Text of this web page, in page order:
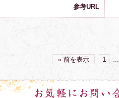
参考URL
« 前を表示 1 ...